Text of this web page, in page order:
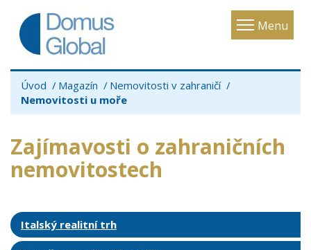
Menu
Toggle
Úvod Magazín
Nemovitosti v zahraničí
Nemovitosti u moře
Zajímavosti o zahraničních
nemovitostech
Italský realitní trh